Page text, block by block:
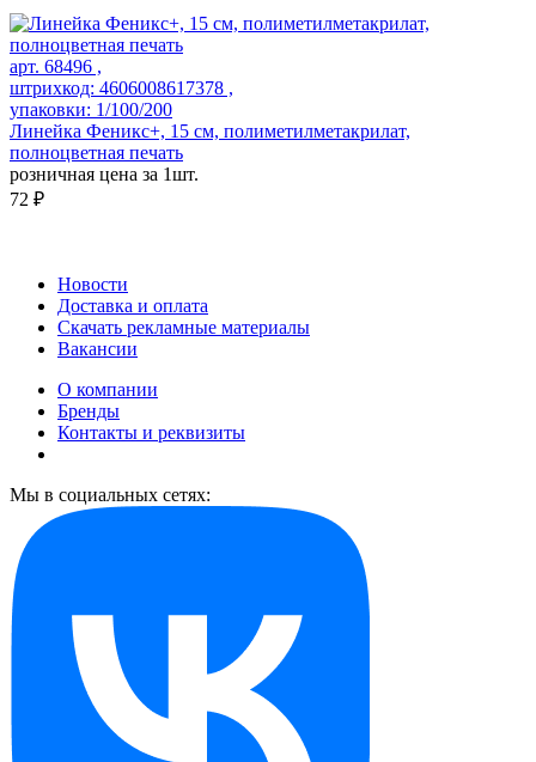
арт. 68496 ,
штрихкод: 4606008617378 ,
упаковки: 1/100/200
Линейка Феникс+, 15 см, полиметилметакрилат,
полноцветная печать
розничная цена за 1шт.
72 ₽
Новости
Доставка и оплата
Скачать рекламные материалы
Вакансии
О компании
Бренды
Контакты и реквизиты
Мы в социальных сетях: